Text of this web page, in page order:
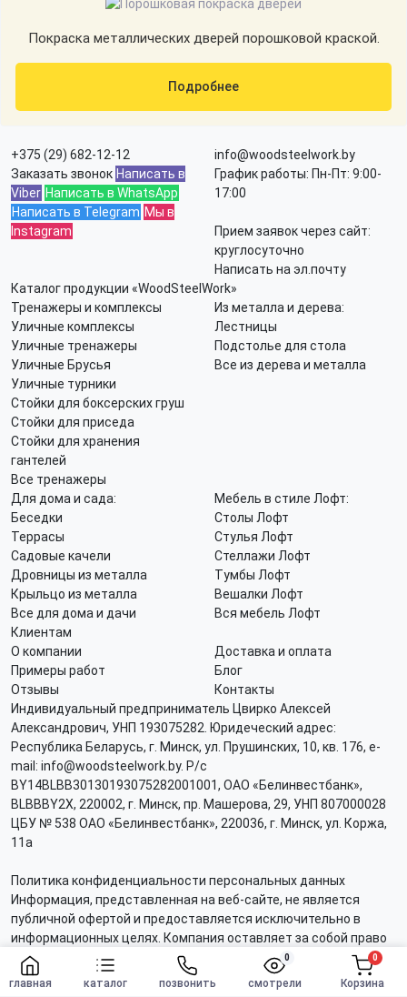
главная каталог смотрели
0
позвонить Корзина
0
Заказать
Покраска металлических дверей порошковой краской.
Подробнее
+375 (29) 682-12-12
Заказать звонок Написать в
Viber Написать в WhatsApp
Написать в Telegram Мы в
Instagram
info@woodsteelwork.by
График работы: Пн-Пт: 9:00-
17:00
Прием заявок через сайт:
круглосуточно
Написать на эл.почту
Каталог продукции «WoodSteelWork»
Тренажеры и комплексы
Уличные комплексы
Уличные тренажеры
Уличные Брусья
Уличные турники
Стойки для боксерских груш
Стойки для приседа
Стойки для хранения
гантелей
Все тренажеры
Из металла и дерева:
Лестницы
Подстолье для стола
Все из дерева и металла
Для дома и сада:
Беседки
Террасы
Садовые качели
Дровницы из металла
Крыльцо из металла
Все для дома и дачи
Мебель в стиле Лофт:
Столы Лофт
Стулья Лофт
Стеллажи Лофт
Тумбы Лофт
Вешалки Лофт
Вся мебель Лофт
Клиентам
О компании
Доставка и оплата
Примеры работ
Блог
Отзывы
Контакты
Индивидуальный предприниматель Цвирко Алексей
Александрович, УНП 193075282. Юридеческий адрес:
Республика Беларусь, г. Минск, ул. Прушинских, 10, кв. 176, e-
mail: info@woodsteelwork.by. Р/с
BY14BLBB30130193075282001001, ОАО «Белинвестбанк»,
BLBBBY2X, 220002, г. Минск, пр. Машерова, 29, УНП 807000028
ЦБУ № 538 ОАО «Белинвестбанк», 220036, г. Минск, ул. Коржа,
11а
Политика конфиденциальности персональных данных
Информация, представленная на веб-сайте, не является
публичной офертой и предоставляется исключительно в
информационных целях. Компания оставляет за собой право
вносить изменения по своему усмотрению. Изображения
товаров, представленные в каталоге на сайте, могут